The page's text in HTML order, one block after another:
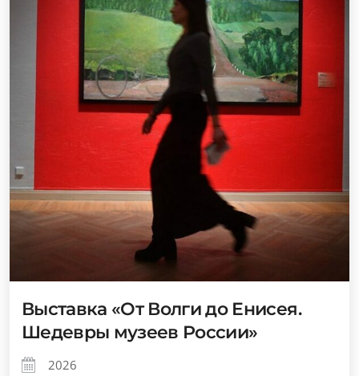
Выставка «От Волги до Енисея.
Шедевры музеев России»
2026